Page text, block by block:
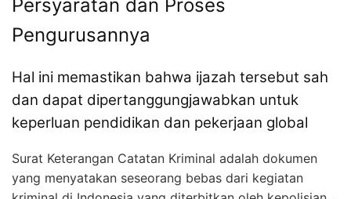
Persyaratan dan Proses
Pengurusannya
Hal ini memastikan bahwa ijazah tersebut sah
dan dapat dipertanggungjawabkan untuk
keperluan pendidikan dan pekerjaan global
Surat Keterangan Catatan Kriminal adalah dokumen
yang menyatakan seseorang bebas dari kegiatan